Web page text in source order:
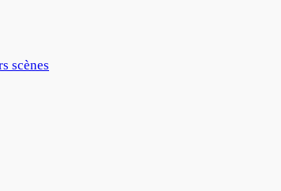
scènes